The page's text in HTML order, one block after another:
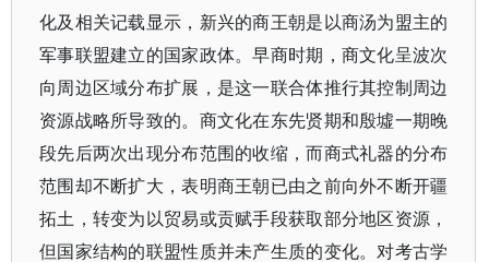
化及相关记载显示，新兴的商王朝是以商汤为盟主的
军事联盟建立的国家政体。早商时期，商文化呈波次
向周边区域分布扩展，是这一联合体推行其控制周边
资源战略所导致的。商文化在东先贤期和殷墟一期晚
段先后两次出现分布范围的收缩，而商式礼器的分布
范围却不断扩大，表明商王朝已由之前向外不断开疆
拓土，转变为以贸易或贡赋手段获取部分地区资源，
但国家结构的联盟性质并未产生质的变化。对考古学